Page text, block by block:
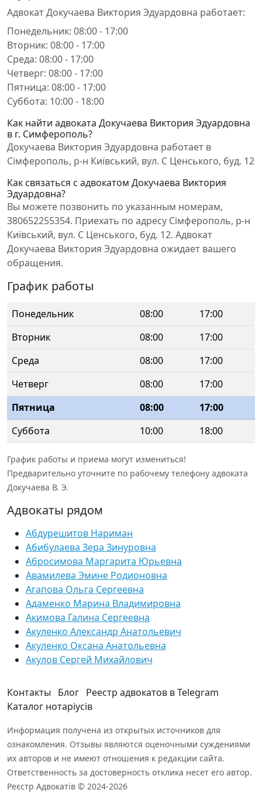
Адвокат Докучаева Виктория Эдуардовна работает:
Понедельник: 08:00 - 17:00
Вторник: 08:00 - 17:00
Среда: 08:00 - 17:00
Четверг: 08:00 - 17:00
Пятница: 08:00 - 17:00
Суббота: 10:00 - 18:00
Как найти адвоката Докучаева Виктория Эдуардовна
в г. Симферополь?
Докучаева Виктория Эдуардовна работает в
Сімферополь, р-н Київський, вул. С Ценського, буд. 12
Как связаться с адвокатом Докучаева Виктория
Эдуардовна?
Вы можете позвонить по указанным номерам,
380652255354. Приехать по адресу Сімферополь, р-н
Київський, вул. С Ценського, буд. 12. Адвокат
Докучаева Виктория Эдуардовна ожидает вашего
обращения.
График работы
Понедельник 08:00
17:00
Вторник
08:00
17:00
Среда
08:00
17:00
Четверг
08:00
17:00
Пятница
08:00
17:00
Суббота
10:00 18:00
График работы и приема могут измениться!
Предварительно уточните по рабочему телефону адвоката
Докучаева В. Э.
Адвокаты рядом
Абдурешитов Нариман
Абибулаева Зера Зинуровна
Абросимова Маргарита Юрьевна
Авамилева Эмине Родионовна
Агапова Ольга Сергеевна
Адаменко Марина Владимировна
Акимова Галина Сергеевна
Акуленко Александр Анатольевич
Акуленко Оксана Анатольевна
Акулов Сергей Михайлович
Контакты Блог Реестр адвокатов в Telegram
Каталог нотаріусів
Информация получена из открытых источников для
ознакомления. Отзывы являются оценочными суждениями
их авторов и не имеют отношения к редакции сайта.
Ответственность за достоверность отклика несет его автор.
Реєстр Адвокатів © 2024-2026